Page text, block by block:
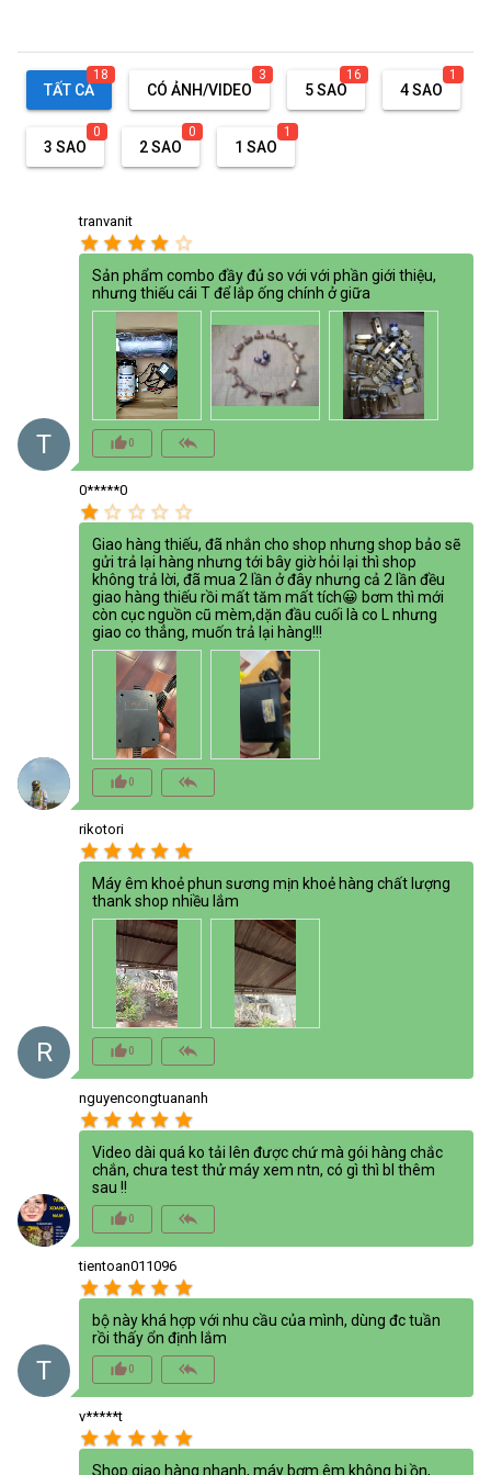
TẤT CẢ
18
CÓ ẢNH/VIDEO
3
5 SAO
16
4 SAO
1
3 SAO
0
2 SAO
0
1 SAO
1
T
tranvanit
star star star star star_border
Sản phẩm combo đầy đủ so với với phần giới thiệu,
nhưng thiếu cái T để lắp ống chính ở giữa
thumb_up_alt0 reply_all
0*****0
star star_border star_border star_border star_border
Giao hàng thiếu, đã nhắn cho shop nhưng shop bảo sẽ
gửi trả lại hàng nhưng tới bây giờ hỏi lại thì shop
không trả lời, đã mua 2 lần ở đây nhưng cả 2 lần đều
giao hàng thiếu rồi mất tăm mất tích😀 bơm thì mới
còn cục nguồn cũ mèm,dặn đầu cuối là co L nhưng
giao co thẳng, muốn trả lại hàng!!!
thumb_up_alt0 reply_all
R
rikotori
star star star star star
Máy êm khoẻ phun sương mịn khoẻ hàng chất lượng
thank shop nhiều lắm
thumb_up_alt0 reply_all
nguyencongtuananh
star star star star star
Video dài quá ko tải lên được chứ mà gói hàng chắc
chắn, chưa test thử máy xem ntn, có gì thì bl thêm
sau !!
thumb_up_alt0 reply_all
T
tientoan011096
star star star star star
bộ này khá hợp với nhu cầu của mình, dùng đc tuần
rồi thấy ổn định lắm
thumb_up_alt0 reply_all
v*****t
star star star star star
Shop giao hàng nhanh, máy bơm êm không bị ồn,